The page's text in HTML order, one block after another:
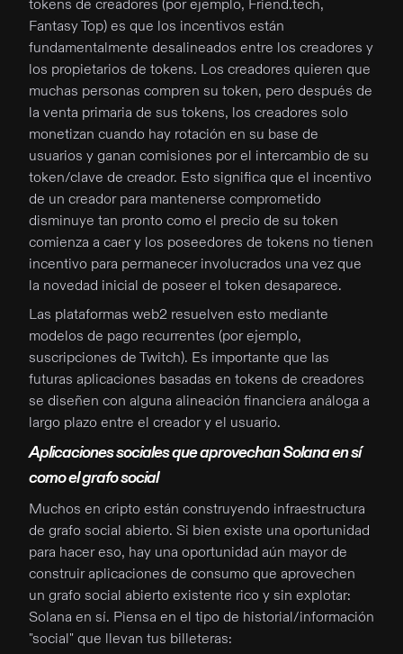
tokens de creadores (por ejemplo, Friend.tech,
Fantasy Top) es que los incentivos están
fundamentalmente desalineados entre los creadores y
los propietarios de tokens. Los creadores quieren que
muchas personas compren su token, pero después de
la venta primaria de sus tokens, los creadores solo
monetizan cuando hay rotación en su base de
usuarios y ganan comisiones por el intercambio de su
token/clave de creador. Esto significa que el incentivo
de un creador para mantenerse comprometido
disminuye tan pronto como el precio de su token
comienza a caer y los poseedores de tokens no tienen
incentivo para permanecer involucrados una vez que
la novedad inicial de poseer el token desaparece.
Las plataformas web2 resuelven esto mediante
modelos de pago recurrentes (por ejemplo,
suscripciones de Twitch). Es importante que las
futuras aplicaciones basadas en tokens de creadores
se diseñen con alguna alineación financiera análoga a
largo plazo entre el creador y el usuario.
Aplicaciones sociales que aprovechan Solana en sí
como el grafo social
Muchos en cripto están construyendo infraestructura
de grafo social abierto. Si bien existe una oportunidad
para hacer eso, hay una oportunidad aún mayor de
construir aplicaciones de consumo que aprovechen
un grafo social abierto existente rico y sin explotar:
Solana en sí. Piensa en el tipo de historial/información
"social" que llevan tus billeteras: